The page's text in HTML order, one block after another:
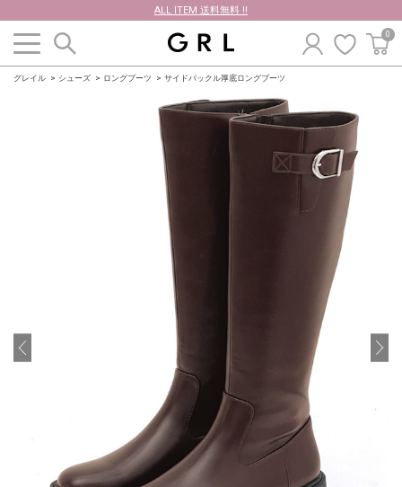
ALL ITEM 送料無料 !!
0
グレイル シューズ ロングブーツ サイドバックル厚底ロングブーツ